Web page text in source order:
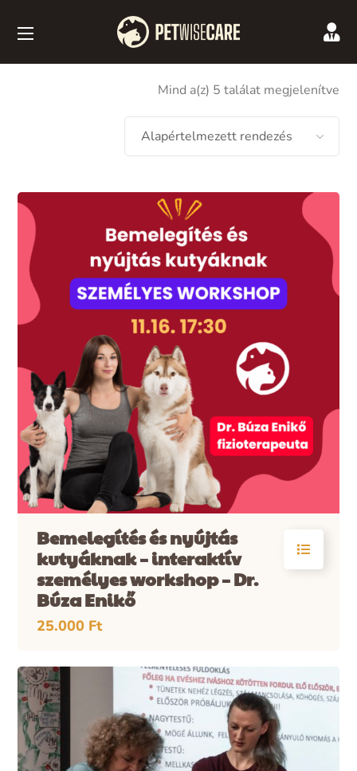
Mind a(z) 5 találat megjelenítve
Bemelegítés és nyújtás
kutyáknak – interaktív
személyes workshop – Dr.
Búza Enikő
25.000 Ft